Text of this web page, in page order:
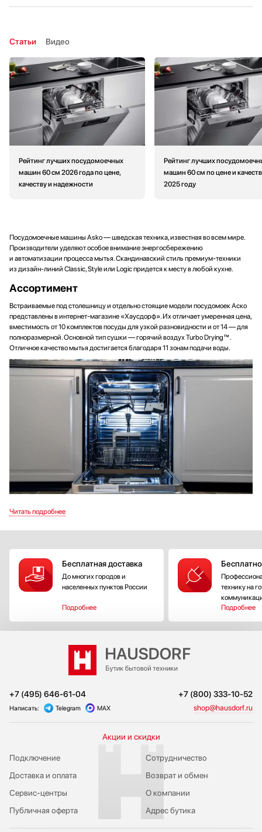
Статьи Видео
Рейтинг лучших посудомоечных
машин 60 см 2026 года по цене,
качеству и надежности
Рейтинг лучших
машин 60 см по цене и
2025 году
Посудомоечные машины Asko — шведская техника, известная во всем мире.
Производители уделяют особое внимание энергосбережению
и автоматизации процесса мытья. Скандинавский стиль премиум-техники
из дизайн-линий Classic, Style или Logic придется к месту в любой кухне.
Ассортимент
Встраиваемые под столешницу и отдельно стоящие модели посудомоек Аско
представлены в интернет-магазине «Хаусдорф». Их отличает умеренная цена,
вместимость от 10 комплектов посуды для узкой разновидности и от 14 — для
полноразмерной. Основной тип сушки — горячий воздух Turbo Drying™.
Отличное качество мытья достигается благодаря 11 зонам подачи воды.
Преимущества
Система направленного мытья POWER ZONE успешно отмывает посуду
Основные комплектующие — камера, корзины, направляющие,
разбрызгиватели, — выполнены из прочной нержавеющей стали.
Корзины Premium с частой решеткой легко скользят на телескопических
направляющих;
Световой индикатор трех различных цветов информирует о ходе работы.
Наши предложения
Бесплатная доставка
До многих городов и
населенных пунктов России
Подробнее
технику на
Подробнее
+7 (495) 646-61-04 +7 (800) 333-10-52
Написать: Telegram MAX shop@hausdorf.ru
Акции и скидки
Подключение
Публичная оферта
Сервис-центры
Доставка и оплата
Сотрудничество
Возврат и обмен
О компании
Адрес бутика